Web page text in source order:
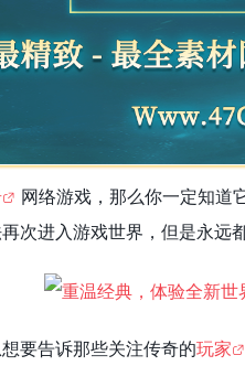
网络游戏，那么你一定知道
次进入游戏世界，但是永远
要告诉那些关注传奇的玩家